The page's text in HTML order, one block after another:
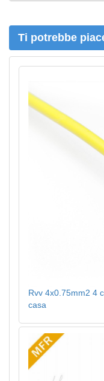
c
Ti potrebbe
Rvv 4x0.75mm2 4
casa